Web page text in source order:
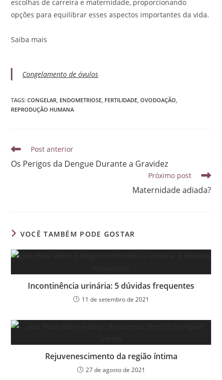
escolhas de carreira e maternidade, proporcionando
opções para equilibrar esses aspectos importantes da vida.
Saiba mais
Congelamento de óvulos
TAGS:CONGELAR ENDOMETRIOSE FERTILIDADE OVODOAÇÃO
REPRODUÇÃO HUMANA
Post anterior
Os Perigos da Dengue Durante a Gravidez
Próximo post
Maternidade adiada?
VOCÊ TAMBÉM PODE GOSTAR
Incontinência urinária: 5 dúvidas frequentes
11 de setembro de 2021
Rejuvenescimento da região íntima
27 de agosto de 2021